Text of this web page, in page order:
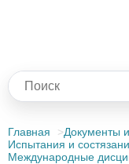
Главная
Документы
Испытания и
Международные